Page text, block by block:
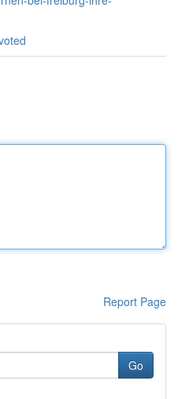
Report Page
Go